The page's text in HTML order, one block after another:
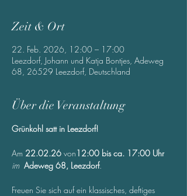
Zeit & Ort
22. Feb. 2026, 12:00 – 17:00
Leezdorf, Johann und Katja Bontjes, Adeweg
68, 26529 Leezdorf, Deutschland
Über die Veranstaltung
Grünkohl satt in Leezdorf!
Am 22.02.26 von12:00 bis ca. 17:00 Uhr
im Adeweg 68, Leezdorf.
Freuen Sie sich auf ein klassisches, deftiges